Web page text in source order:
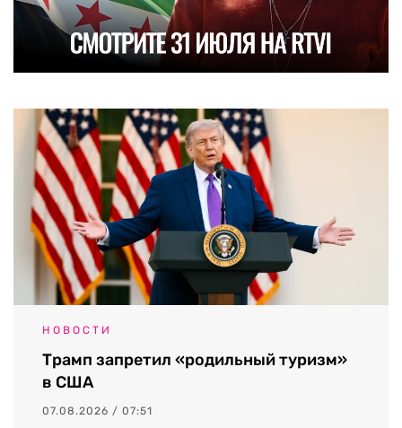
НОВОСТИ
Трамп запретил «родильный туризм»
в США
07.08.2026 / 07:51